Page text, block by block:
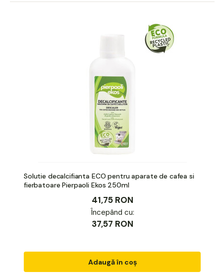
Solutie decalcifianta ECO pentru aparate de cafea si
fierbatoare Pierpaoli Ekos 250ml
41,75 RON
Începând cu:
37,57 RON
Adaugă în coș